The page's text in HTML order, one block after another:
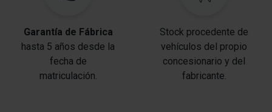
Garantía de Fábrica
hasta 5 años desde la
fecha de
matriculación.
Stock procedente de
vehículos del propio
concesionario y del
fabricante.